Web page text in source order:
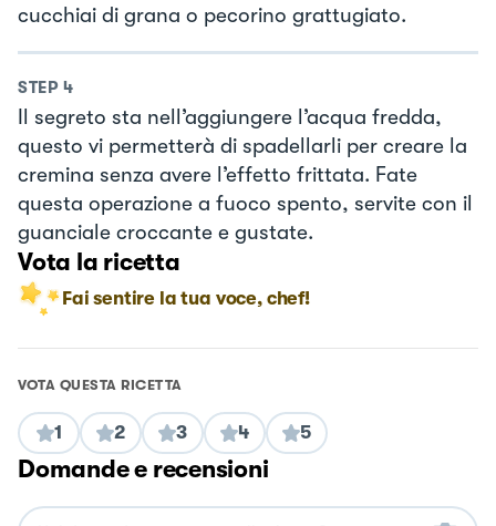
cucchiai di grana o pecorino grattugiato.
STEP 4
Il segreto sta nell’aggiungere l’acqua fredda,
questo vi permetterà di spadellarli per creare la
cremina senza avere l’effetto frittata. Fate
questa operazione a fuoco spento, servite con il
guanciale croccante e gustate.
Vota la ricetta
Fai sentire la tua voce, chef!
VOTA QUESTA RICETTA
1 2 3 4 5
Domande e recensioni